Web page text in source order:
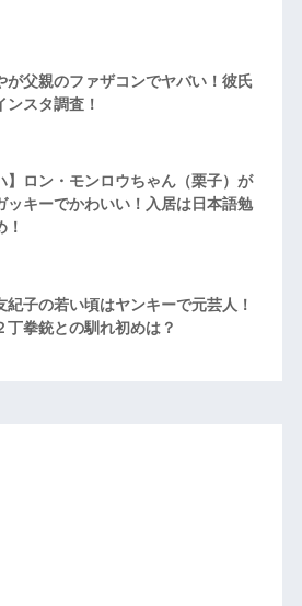
が父親のファザコンでヤバい！彼氏
ンスタ調査！
】ロン・モンロウちゃん（栗子）が
ッキーでかわいい！入居は日本語勉
！
紀子の若い頃はヤンキーで元芸人！
丁拳銃との馴れ初めは？